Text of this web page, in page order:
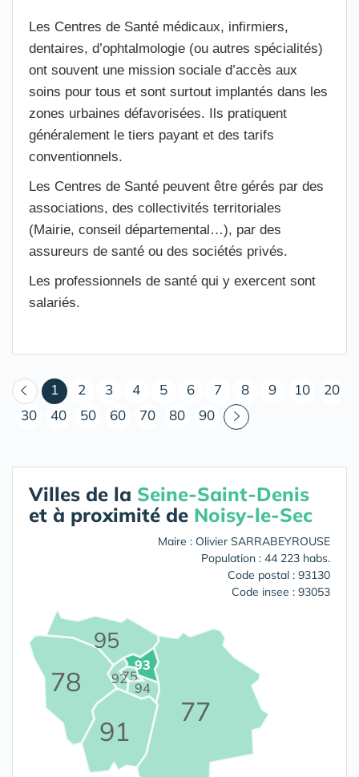
Les Centres de Santé médicaux, infirmiers,
dentaires, d’ophtalmologie (ou autres spécialités)
ont souvent une mission sociale d’accès aux
soins pour tous et sont surtout implantés dans les
zones urbaines défavorisées. Ils pratiquent
généralement le tiers payant et des tarifs
conventionnels.
Les Centres de Santé peuvent être gérés par des
associations, des collectivités territoriales
(Mairie, conseil départemental…), par des
assureurs de santé ou des sociétés privés.
Les professionnels de santé qui y exercent sont
salariés.
1 (courant)
2 3 4 5 6 7 8 9 10
20
30
40 50 60 70 80 90
Villes de la Seine-Saint-Denis
et à proximité de Noisy-le-Sec
Maire : Olivier SARRABEYROUSE
Population : 44 223 habs.
Code postal : 93130
Code insee : 93053
75
77
78
91
92
93
94
95